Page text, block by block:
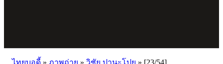
ไทยบอดี้ » ภาพถ่าย » วิชัย ปานะโปย » [23/54]